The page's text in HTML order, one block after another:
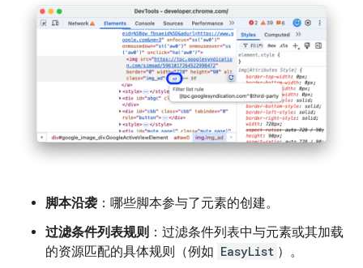
脚本沿袭：哪些脚本参与了元素的创建。
过滤条件列表规则 ：过滤条件列表中与元素或其加载
的资源匹配的具体规则（例如 EasyList ）。